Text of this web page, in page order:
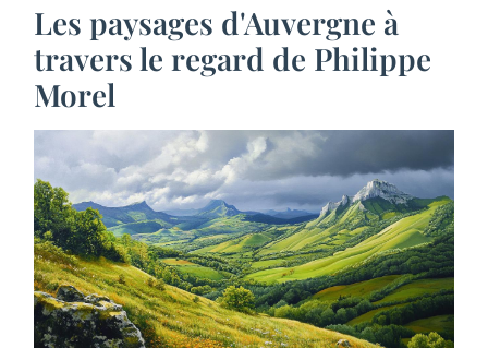
Les paysages d'Auvergne à
travers le regard de Philippe
Morel